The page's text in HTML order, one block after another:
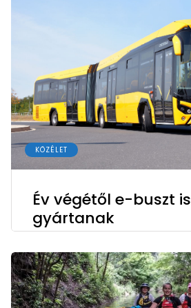
KÖZÉLET
Év végétől e-buszt is
gyártanak